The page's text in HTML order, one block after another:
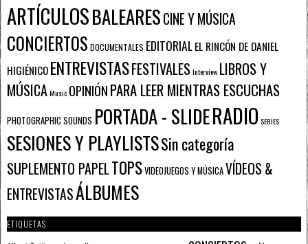
ARTÍCULOSBALEARESCINE Y MÚSICA
CONCIERTOS DOCUMENTALES EDITORIALEL RINCÓN DE DANIEL
HIGIÉNICOENTREVISTASFESTIVALESInterview LIBROS Y
MÚSICAMusic OPINIÓNPARA LEER MIENTRAS ESCUCHAS
PHOTOGRAPHIC SOUNDS PORTADA - SLIDERADIO SERIES
SESIONES Y PLAYLISTSSin categoría
SUPLEMENTO PAPELTOPSVIDEOJUEGOS Y MÚSICAVÍDEOS &
ENTREVISTASÁLBUMES
ETIQUETAS